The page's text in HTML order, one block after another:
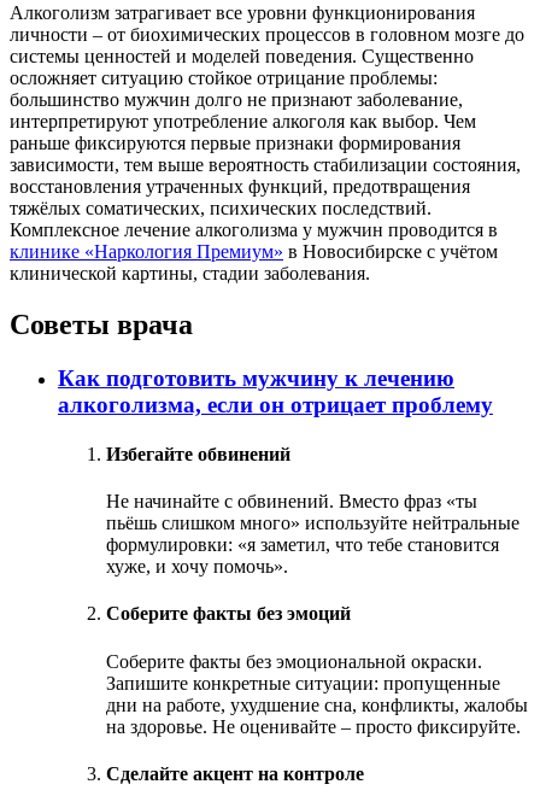
Алкоголизм затрагивает все уровни функционирования
личности – от биохимических процессов в головном мозге до
системы ценностей и моделей поведения. Существенно
осложняет ситуацию стойкое отрицание проблемы:
большинство мужчин долго не признают заболевание,
интерпретируют употребление алкоголя как выбор. Чем
раньше фиксируются первые признаки формирования
зависимости, тем выше вероятность стабилизации состояния,
восстановления утраченных функций, предотвращения
тяжёлых соматических, психических последствий.
Комплексное лечение алкоголизма у мужчин проводится в
клинике «Наркология Премиум» в Новосибирске с учётом
клинической картины, стадии заболевания.
Советы врача
Как подготовить мужчину к лечению
алкоголизма, если он отрицает проблему
Избегайте обвинений
Не начинайте с обвинений. Вместо фраз «ты
пьёшь слишком много» используйте нейтральные
формулировки: «я заметил, что тебе становится
хуже, и хочу помочь».
Соберите факты без эмоций
Соберите факты без эмоциональной окраски.
Запишите конкретные ситуации: пропущенные
дни на работе, ухудшение сна, конфликты, жалобы
на здоровье. Не оценивайте – просто фиксируйте.
Сделайте акцент на контроле